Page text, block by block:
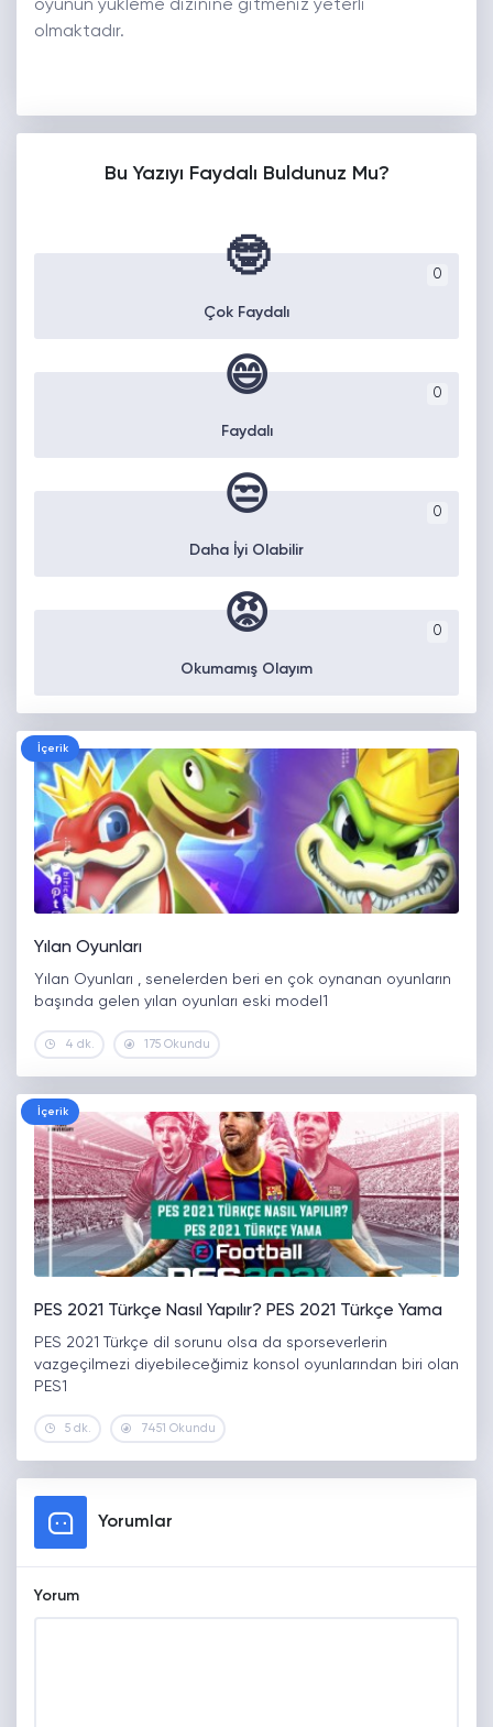
oyunun yükleme dizinine gitmeniz yeterli
olmaktadır.
Bu Yazıyı Faydalı Buldunuz Mu?
0
🤓
Çok Faydalı
0
😄
Faydalı
0
😒
Daha İyi Olabilir
0
😡
Okumamış Olayım
İçerik
Yılan Oyunları
Yılan Oyunları , senelerden beri en çok oynanan oyunların
başında gelen yılan oyunları eski model1
4 dk. 175 Okundu
İçerik
PES 2021 Türkçe Nasıl Yapılır? PES 2021 Türkçe Yama
PES 2021 Türkçe dil sorunu olsa da sporseverlerin
vazgeçilmezi diyebileceğimiz konsol oyunlarından biri olan
PES1
5 dk. 7451 Okundu
Yorumlar
Yorum